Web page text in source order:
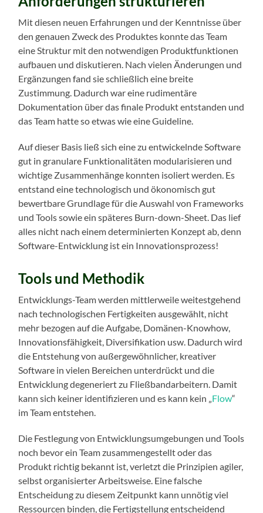
Mit diesen neuen Erfahrungen und der Kenntnisse über
den genauen Zweck des Produktes konnte das Team
eine Struktur mit den notwendigen Produktfunktionen
aufbauen und diskutieren. Nach vielen Änderungen und
Ergänzungen fand sie schließlich eine breite
Zustimmung. Dadurch war eine rudimentäre
Dokumentation über das finale Produkt entstanden und
das Team hatte so etwas wie eine Guideline.
Auf dieser Basis ließ sich eine zu entwickelnde Software
gut in granulare Funktionalitäten modularisieren und
wichtige Zusammenhänge konnten isoliert werden. Es
entstand eine technologisch und ökonomisch gut
bewertbare Grundlage für die Auswahl von Frameworks
und Tools sowie ein späteres Burn-down-Sheet. Das lief
alles nicht nach einem determinierten Konzept ab, denn
Software-Entwicklung ist ein Innovationsprozess!
Tools und Methodik
Entwicklungs-Team werden mittlerweile weitestgehend
nach technologischen Fertigkeiten ausgewählt, nicht
mehr bezogen auf die Aufgabe, Domänen-Knowhow,
Innovationsfähigkeit, Diversifikation usw. Dadurch wird
die Entstehung von außergewöhnlicher, kreativer
Software in vielen Bereichen unterdrückt und die
Entwicklung degeneriert zu Fließbandarbeitern. Damit
kann sich keiner identifizieren und es kann kein „Flow“
im Team entstehen.
Die Festlegung von Entwicklungsumgebungen und Tools
noch bevor ein Team zusammengestellt oder das
Produkt richtig bekannt ist, verletzt die Prinzipien agiler,
selbst organisierter Arbeitsweise. Eine falsche
Entscheidung zu diesem Zeitpunkt kann unnötig viel
Ressourcen binden, die Fertigstellung entscheidend